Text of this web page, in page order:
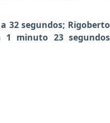
32 segundos; Rigoberto
minuto 23 segundos